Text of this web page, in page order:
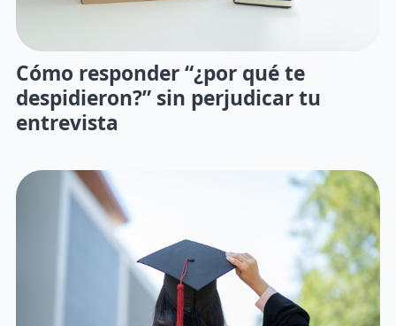
Cómo responder “¿por qué te
despidieron?” sin perjudicar tu
entrevista